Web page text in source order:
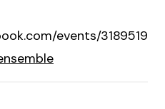
events/3189519